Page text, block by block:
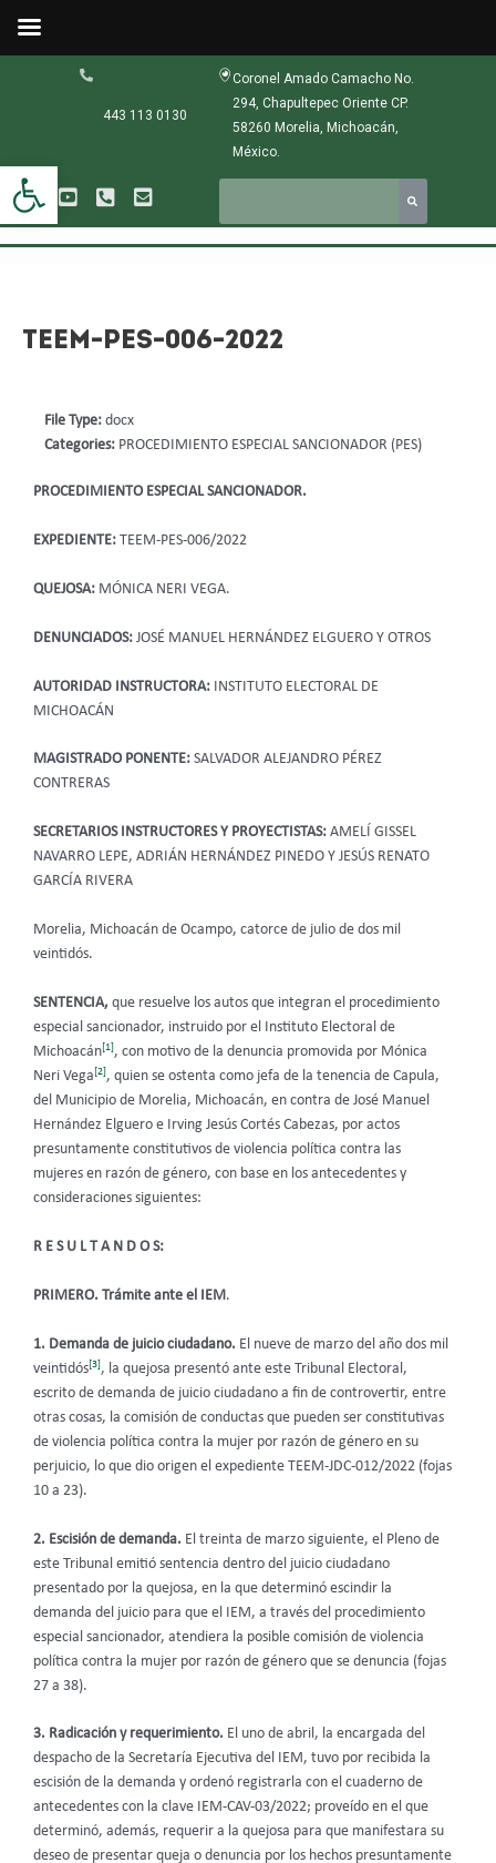
Abrir barra de herramientas
contenido
443 113 0130
Coronel Amado Camacho No.
294, Chapultepec Oriente CP.
58260 Morelia, Michoacán,
México.
TEEM-PES-006-2022
PROCEDIMIENTO ESPECIAL SANCIONADOR.
EXPEDIENTE: TEEM-PES-006/2022
QUEJOSA: MÓNICA NERI VEGA.
DENUNCIADOS: JOSÉ MANUEL HERNÁNDEZ ELGUERO Y OTROS
AUTORIDAD INSTRUCTORA:
INSTITUTO ELECTORAL DE
MICHOACÁN
MAGISTRADO PONENTE: SALVADOR ALEJANDRO PÉREZ
CONTRERAS
SECRETARIOS INSTRUCTORES Y PROYECTISTAS: AMELÍ GISSEL
NAVARRO LEPE, ADRIÁN HERNÁNDEZ PINEDO Y JESÚS RENATO
GARCÍA RIVERA
Morelia, Michoacán de Ocampo, catorce de julio de dos mil
veintidós.
SENTENCIA, que resuelve los autos que integran el procedimiento
especial sancionador, instruido por el Instituto Electoral de
Michoacán[1], con motivo de la denuncia promovida por Mónica
Neri Vega[2], quien se ostenta como jefa de la tenencia de Capula,
del Municipio de Morelia, Michoacán, en contra de José Manuel
Hernández Elguero e Irving Jesús Cortés Cabezas, por actos
presuntamente constitutivos de violencia política contra las
mujeres en razón de género, con base en los antecedentes y
consideraciones siguientes:
R E S U L T A N D O S:
PRIMERO. Trámite ante el IEM .
1. Demanda de juicio ciudadano. El nueve de marzo del año dos mil
veintidós[3], la quejosa presentó ante este Tribunal Electoral,
escrito de demanda de juicio ciudadano a fin de controvertir, entre
otras cosas, la comisión de conductas que pueden ser constitutivas
de violencia política contra la mujer por razón de género en su
perjuicio, lo que dio origen el expediente TEEM-JDC-012/2022 (fojas
10 a 23).
2. Escisión de demanda. El treinta de marzo siguiente, el Pleno de
este Tribunal emitió sentencia dentro del juicio ciudadano
presentado por la quejosa, en la que determinó escindir la
demanda del juicio para que el IEM, a través del procedimiento
especial sancionador, atendiera la posible comisión de violencia
política contra la mujer por razón de género que se denuncia (fojas
27 a 38).
3. Radicación y requerimiento. El uno de abril, la encargada del
despacho de la Secretaría Ejecutiva del IEM, tuvo por recibida la
escisión de la demanda y ordenó registrarla con el cuaderno de
antecedentes con la clave IEM-CAV-03/2022; proveído en el que
determinó, además, requerir a la quejosa para que manifestara su
deseo de presentar queja o denuncia por los hechos presuntamente
File Type: docx
Categories: PROCEDIMIENTO ESPECIAL SANCIONADOR (PES)